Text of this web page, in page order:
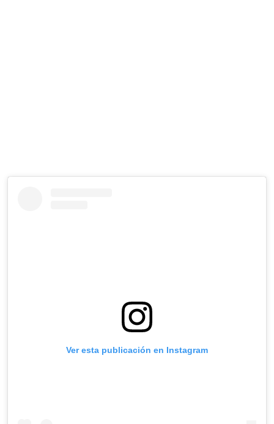
Ver esta publicación en Instagram